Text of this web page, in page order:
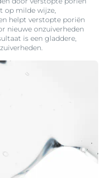
op milde wijze,
helpt verstopte poriën
nieuwe onzuiverheden
is een gladdere,